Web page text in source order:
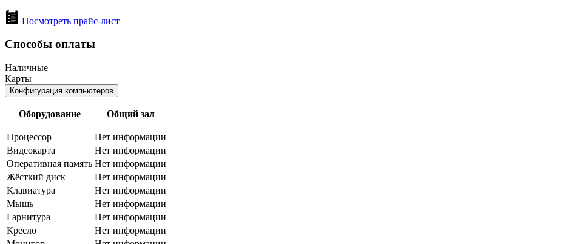
Посмотреть прайс-лист
Способы оплаты
Наличные
Карты
Конфигурация компьютеров
Оборудование Общий зал
Процессор
Нет информации
Видеокарта
Нет информации
Оперативная память Нет информации
Жёсткий диск
Нет информации
Клавиатура
Нет информации
Мышь
Нет информации
Гарнитура
Нет информации
Кресло
Нет информации